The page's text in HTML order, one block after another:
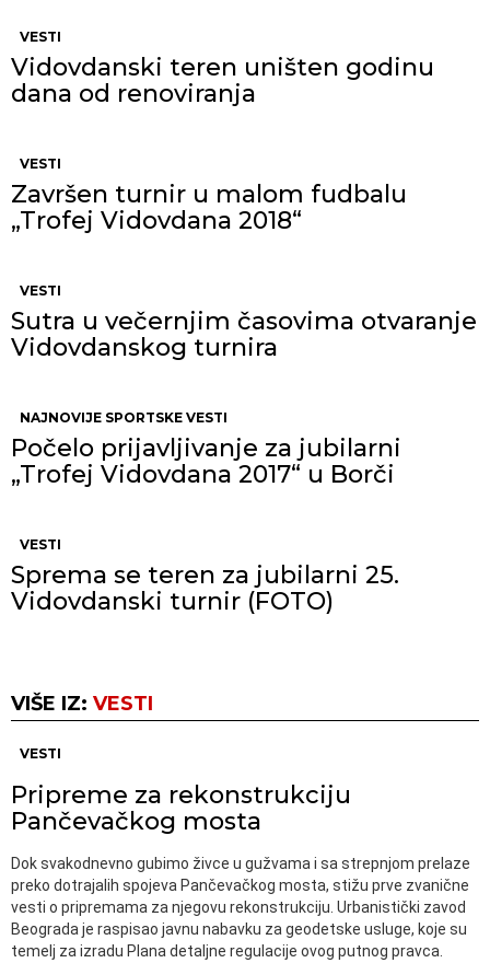
VESTI
Vidovdanski teren uništen godinu
dana od renoviranja
VESTI
Završen turnir u malom fudbalu
„Trofej Vidovdana 2018“
VESTI
Sutra u večernjim časovima otvaranje
Vidovdanskog turnira
NAJNOVIJE SPORTSKE VESTI
Počelo prijavljivanje za jubilarni
„Trofej Vidovdana 2017“ u Borči
VESTI
Sprema se teren za jubilarni 25.
Vidovdanski turnir (FOTO)
VIŠE IZ: VESTI
VESTI
Pripreme za rekonstrukciju
Pančevačkog mosta
Dok svakodnevno gubimo živce u gužvama i sa strepnjom prelaze
preko dotrajalih spojeva Pančevačkog mosta, stižu prve zvanične
vesti o pripremama za njegovu rekonstrukciju. Urbanistički zavod
Beograda je raspisao javnu nabavku za geodetske usluge, koje su
temelj za izradu Plana detaljne regulacije ovog putnog pravca.